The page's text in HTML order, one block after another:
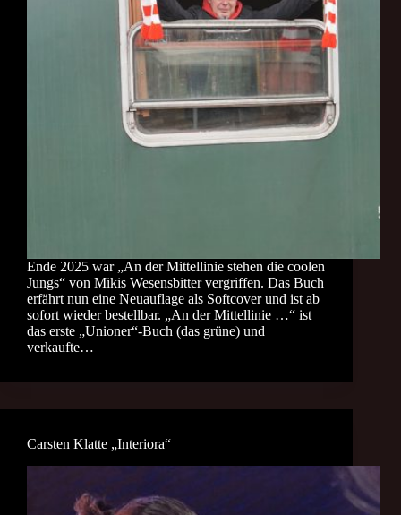
Ende 2025 war „An der Mittellinie stehen die coolen
Jungs“ von Mikis Wesensbitter vergriffen. Das Buch
erfährt nun eine Neuauflage als Softcover und ist ab
sofort wieder bestellbar. „An der Mittellinie …“ ist
das erste „Unioner“-Buch (das grüne) und
verkaufte…
Carsten Klatte „Interiora“